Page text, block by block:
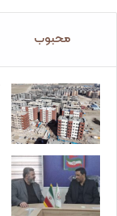
محبوب